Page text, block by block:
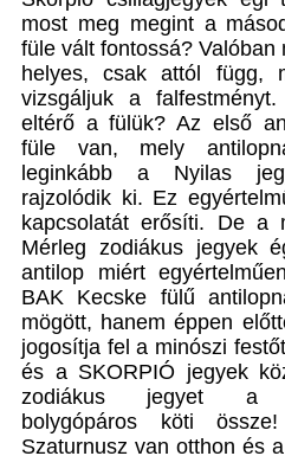
most meg megint a
füle vált fontossá?
helyes, csak attól függ,
vizsgáljuk a
eltérő a fülük? Az első
füle van, mely
leginkább a Nyilas
rajzolódik ki. Ez
kapcsolatát erősíti. De a
Mérleg zodiákus jegyek
antilop miért
BAK Kecske fülű
mögött, hanem éppen
jogosítja fel a minószi
és a SKORPIÓ jegyek
zodiákus jegyet a
bolygópáros köti
Szaturnusz van otthon és